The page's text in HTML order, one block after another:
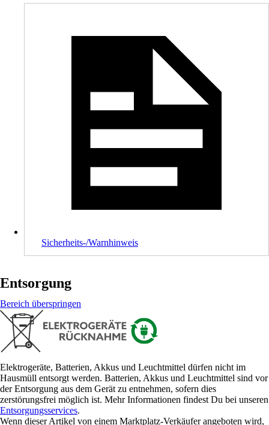
Sicherheits-/Warnhinweis
Entsorgung
Bereich überspringen
Elektrogeräte, Batterien, Akkus und Leuchtmittel dürfen nicht im
Hausmüll entsorgt werden. Batterien, Akkus und Leuchtmittel sind vor
der Entsorgung aus dem Gerät zu entnehmen, sofern dies
zerstörungsfrei möglich ist. Mehr Informationen findest Du bei unseren
Entsorgungsservices.
Wenn dieser Artikel von einem Marktplatz-Verkäufer angeboten wird,